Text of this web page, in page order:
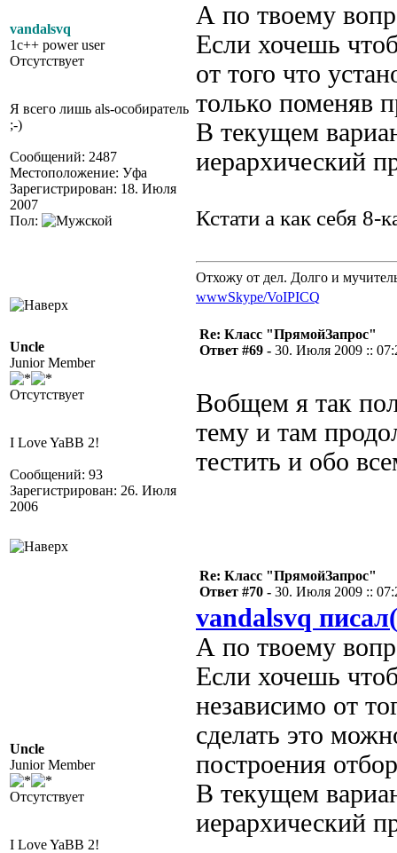
vandalsvq
1c++ power user
Отсутствует
Я всего лишь als-особиратель
;-)
Сообщений: 2487
Местоположение: Уфа
Зарегистрирован: 18. Июля
2007
Пол:
А по твоему
Если хочешь
от того что
только поменяв
В текущем
иерархический
Кстати а как себя 8-
Отхожу от дел. Долго и
wwwSkype/VoIPICQ
Uncle
Junior Member
Отсутствует
I Love YaBB 2!
Сообщений: 93
Зарегистрирован: 26. Июля
2006
Re: Класс "ПрямойЗапрос"
Ответ #69 - 30. Июля 2009 ::
Вобщем я так
тему и там
тестить и обо
Uncle
Junior Member
Отсутствует
I Love YaBB 2!
Re: Класс "ПрямойЗапрос"
Ответ #70 - 30. Июля 2009 ::
vandalsvq
А по твоему
Если хочешь
независимо от
сделать это
построения
В текущем
иерархический